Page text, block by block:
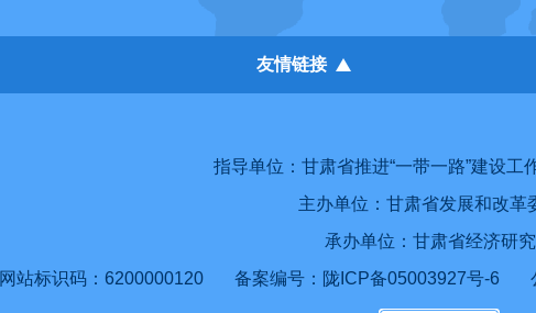
友情链接
指导单位：甘肃省推进“一带一路”建设工
主办单位：甘肃省发展和改革
承办单位：甘肃省经济研
网站标识码：6200000120
备案编号：陇ICP备05003927号-6